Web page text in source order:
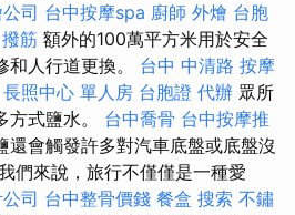
司 台中按摩spa 廚師 外燴 台胞
筋 額外的100萬平方米用於安全
和人行道更換。 台中 中清路 按摩
長照中心 單人房 台胞證 代辦 眾所
方式鹽水。 台中喬骨 台中按摩推
還會觸發許多對汽車底盤或底盤沒
們來說，旅行不僅僅是一種愛
司 台中整骨價錢 餐盒 搜索 不鏽